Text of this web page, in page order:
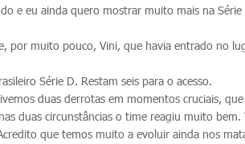
e eu ainda quero mostrar muito mais na
por muito pouco, Vini, que havia entrado no
Série D. Restam seis para o acesso.
duas derrotas em momentos cruciais,
duas circunstâncias o time reagiu muito bem.
que temos muito a evoluir ainda nos